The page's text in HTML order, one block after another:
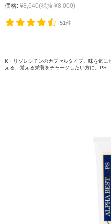
価格: ¥8,640(税抜 ¥8,000)
51件
K・リゾレシチンのカプセルタイプ。味を気
える、覚える栄養をチャージしたい方に。PS